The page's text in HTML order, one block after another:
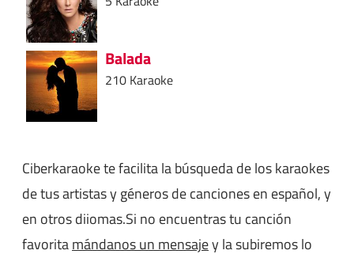
Balada
210 Karaoke
Ciberkaraoke te facilita la búsqueda de los karaokes
de tus artistas y géneros de canciones en español, y
en otros diiomas.Si no encuentras tu canción
favoritamándanos un mensajey la subiremos lo